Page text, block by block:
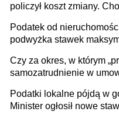
policzył koszt zmiany.
Podatek od
podwyżka stawek
budynków i lokali
prowadzeniem
Czy za okres, w którym
samozatrudnienie w
umowy cywilnoprawnej
racjonalnym wyjściem
Podatki lokalne pójdą w
Minister ogłosił nowe